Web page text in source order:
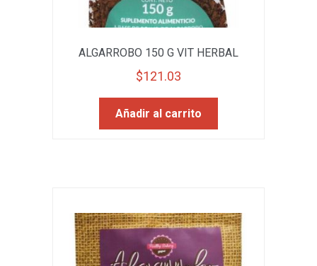
ALGARROBO 150 G VIT HERBAL
$121.03
Añadir al carrito